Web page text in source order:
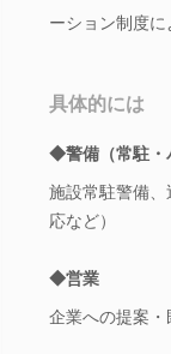
ーション制度
具体的には
◆警備（常駐・
施設常駐警備
応など）
◆営業
企業への提案・